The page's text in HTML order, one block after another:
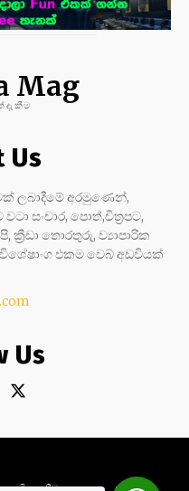
Mag
Us
ලබාදීමේ අරමුණෙන්,
සංචාර, පොත්,චිත්‍රපට,
ක්‍රීඩා තොරතුරු, ව්‍යාපාරික
එකම වෙබ් අඩවියක්
Us
කවි ක්‍රීඩා කලා සංචාර